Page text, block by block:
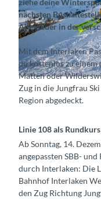
©CC-BY-SA
ziehe deine
nächsten
Abenteuer in der
Mit dem Interlaken
du kostenlos zu
Matten oder
Zug in die Jungfrau
Region abgedeckt.
Linie 108 als Rundkurs
Ab Sonntag, 14.
angepassten SBB-
durch Interlaken: Die
Bahnhof Interlaken
den Zug Richtung